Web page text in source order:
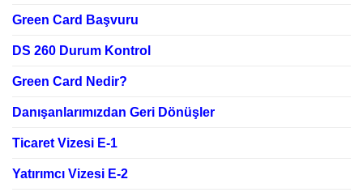
Green Card Başvuru
DS 260 Durum Kontrol
Green Card Nedir?
Danışanlarımızdan Geri Dönüşler
Ticaret Vizesi E-1
Yatırımcı Vizesi E-2